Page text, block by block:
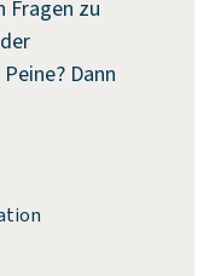
Fragen zu
Dann